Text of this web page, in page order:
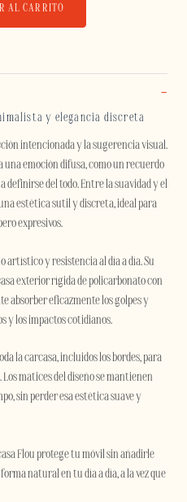
AL CARRITO
y elegancia discreta
intencionada y la sugerencia visual.
una emoción difusa, como un recuerdo
definirse del todo. Entre la suavidad y el
estética sutil y discreta, ideal para
expresivos.
artístico y resistencia al día a día. Su
exterior rígida de policarbonato con
absorber eficazmente los golpes y
y los impactos cotidianos.
la carcasa, incluidos los bordes, para
matices del diseño se mantienen
sin perder esa estética suave y
Flou protege tu móvil sin añadirle
natural en tu día a día, a la vez que